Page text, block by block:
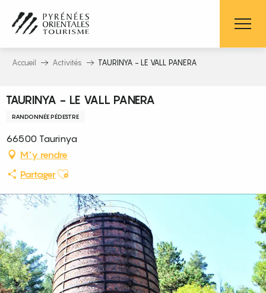
contenu
principal
Accueil Activités TAURINYA - LE VALL PANERA
TAURINYA - LE VALL PANERA
RANDONNÉE PÉDESTRE
66500 Taurinya
M'y rendre
PartagerAjouter aux favoris